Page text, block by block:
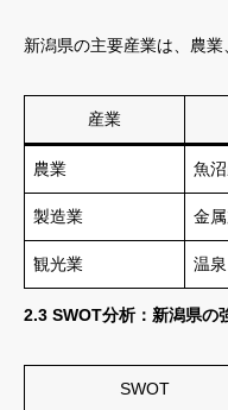
新潟県の主要産業は、農業
産業
農業 魚
製造業 金
観光業 温
2.3 SWOT分析：新潟県の
SWOT